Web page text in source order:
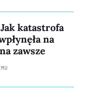
katastrofa
na
zawsze